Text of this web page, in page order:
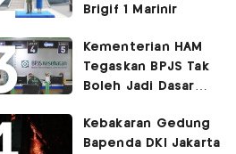
Brigif 1 Marinir
Kementerian HAM
Tegaskan BPJS Tak
Boleh Jadi Dasar
Layanan Kesehatan
Kebakaran Gedung
Bapenda DKI Jakarta